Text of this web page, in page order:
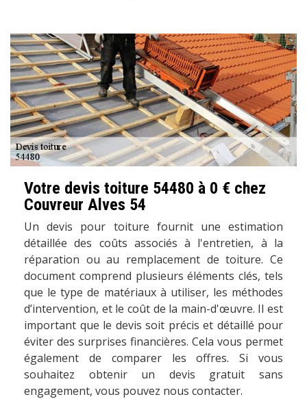
Votre devis toiture 54480 à 0 € chez
Couvreur Alves 54
Un devis pour toiture fournit une estimation
détaillée des coûts associés à l'entretien, à la
réparation ou au remplacement de toiture. Ce
document comprend plusieurs éléments clés, tels
que le type de matériaux à utiliser, les méthodes
d’intervention, et le coût de la main-d'œuvre. Il est
important que le devis soit précis et détaillé pour
éviter des surprises financières. Cela vous permet
également de comparer les offres. Si vous
souhaitez obtenir un devis gratuit sans
engagement, vous pouvez nous contacter.